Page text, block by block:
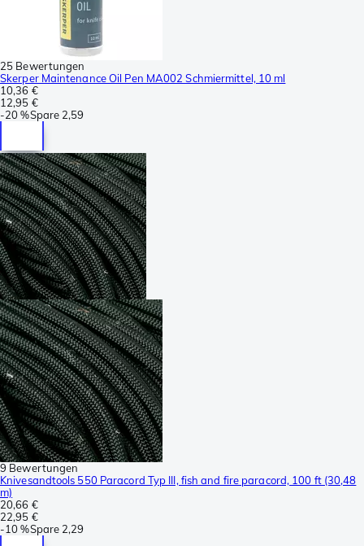
25 Bewertungen
Skerper Maintenance Oil Pen MA002 Schmiermittel, 10 ml
10,36 €
12,95 €
-20 %Spare 2,59
9 Bewertungen
Knivesandtools 550 Paracord Typ III, fish and fire paracord, 100 ft (30,48
m)
20,66 €
22,95 €
-10 %Spare 2,29